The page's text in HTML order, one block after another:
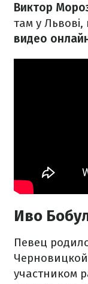
Виктор
там у
видео
Иво
Певец
участником